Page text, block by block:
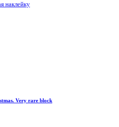
наклейку
Very rare block